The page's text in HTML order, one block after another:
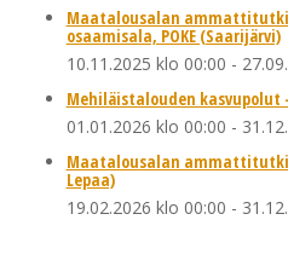
Maatalousalan
osaamisala, POKE (Saarijärvi)
10.11.2025 klo 00:00 -
Mehiläistalouden kasvupolut
01.01.2026 klo 00:00 -
Maatalousalan
Lepaa)
19.02.2026 klo 00:00 -